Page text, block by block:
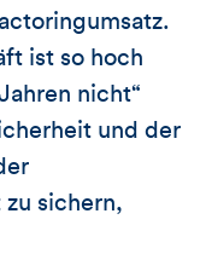
ist so hoch
nicht“
und der
sichern,